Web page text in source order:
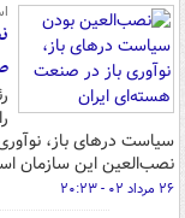
سیاست درهای باز،
نصب‌العین این سازمان
۲۶ مرداد ۰۲ - ۲۰:۲۳